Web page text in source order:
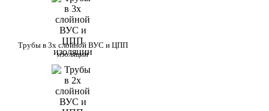
Трубы в 3х слойной ВУС и ЦПП
изоляции